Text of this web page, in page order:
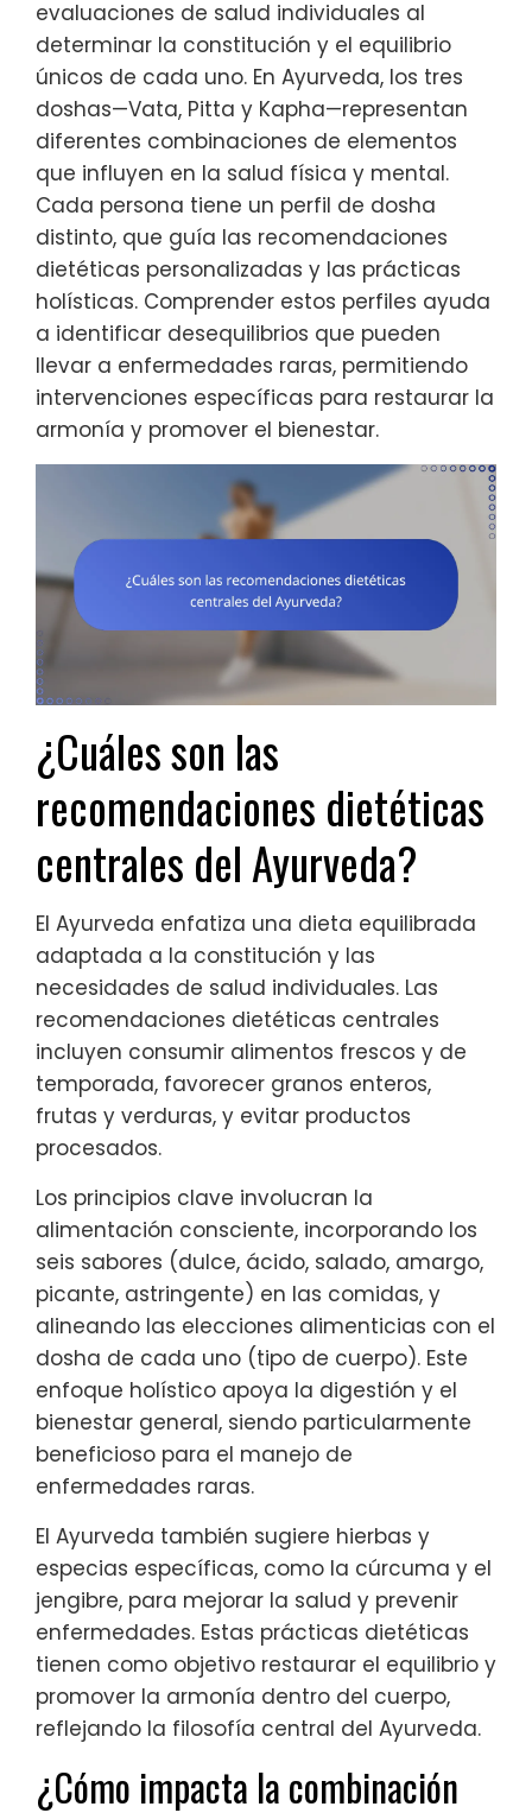
evaluaciones de salud individuales al
determinar la constitución y el equilibrio
únicos de cada uno. En Ayurveda, los tres
doshas—Vata, Pitta y Kapha—representan
diferentes combinaciones de elementos
que influyen en la salud física y mental.
Cada persona tiene un perfil de dosha
distinto, que guía las recomendaciones
dietéticas personalizadas y las prácticas
holísticas. Comprender estos perfiles ayuda
a identificar desequilibrios que pueden
llevar a enfermedades raras, permitiendo
intervenciones específicas para restaurar la
armonía y promover el bienestar.
¿Cuáles son las
recomendaciones dietéticas
centrales del Ayurveda?
El Ayurveda enfatiza una dieta equilibrada
adaptada a la constitución y las
necesidades de salud individuales. Las
recomendaciones dietéticas centrales
incluyen consumir alimentos frescos y de
temporada, favorecer granos enteros,
frutas y verduras, y evitar productos
procesados.
Los principios clave involucran la
alimentación consciente, incorporando los
seis sabores (dulce, ácido, salado, amargo,
picante, astringente) en las comidas, y
alineando las elecciones alimenticias con el
dosha de cada uno (tipo de cuerpo). Este
enfoque holístico apoya la digestión y el
bienestar general, siendo particularmente
beneficioso para el manejo de
enfermedades raras.
El Ayurveda también sugiere hierbas y
especias específicas, como la cúrcuma y el
jengibre, para mejorar la salud y prevenir
enfermedades. Estas prácticas dietéticas
tienen como objetivo restaurar el equilibrio y
promover la armonía dentro del cuerpo,
reflejando la filosofía central del Ayurveda.
¿Cómo impacta la combinación